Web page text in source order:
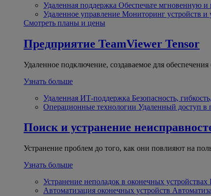
Удаленная поддержка Обеспечьте мгновенную
Удаленное управление Мониторинг устройств и
Смотреть планы и цены
Предприятие TeamViewer Tensor
Удаленное подключение, создаваемое для
Узнать больше
Удаленная ИТ-поддержка Безопасность,
Операционные технологии Удаленный доступ в
Поиск и устранение
Устранение проблем до того, как они повлияют на
Узнать больше
Устранение неполадок в оконечных устройствах
Автоматизация оконечных устройств